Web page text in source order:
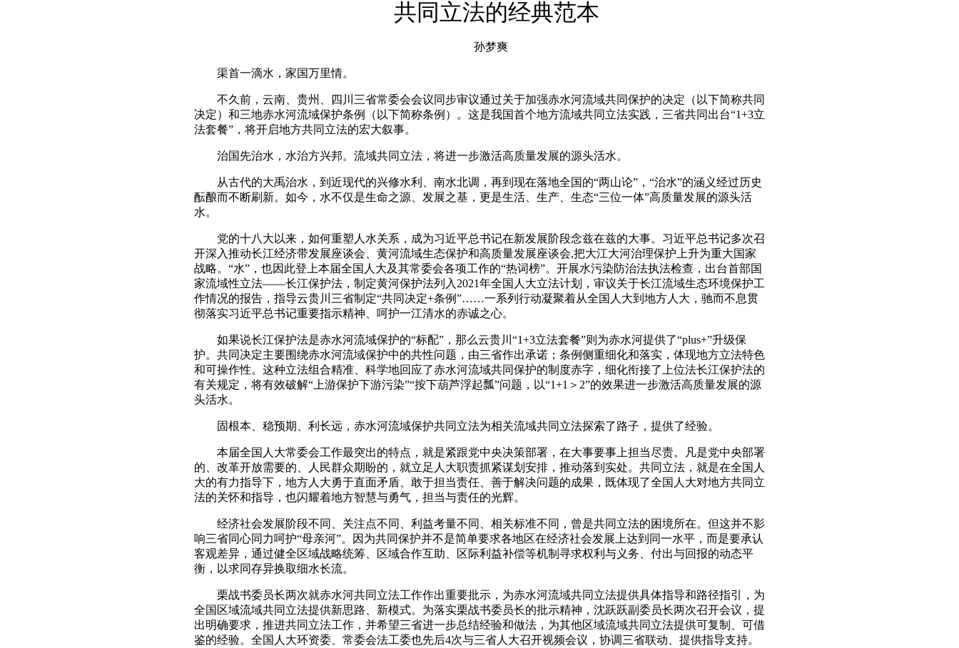
共同立法的经典范本
孙梦爽
渠首一滴水，家国万里情。
不久前，云南、贵州、四川三省常委会会议同步审议通过关于加强赤水河流域共同保护的决定（以下简称共同
决定）和三地赤水河流域保护条例（以下简称条例）。这是我国首个地方流域共同立法实践，三省共同出台“1+3立
法套餐”，将开启地方共同立法的宏大叙事。
治国先治水，水治方兴邦。流域共同立法，将进一步激活高质量发展的源头活水。
从古代的大禹治水，到近现代的兴修水利、南水北调，再到现在落地全国的“两山论”，“治水”的涵义经过历史
酝酿而不断刷新。如今，水不仅是生命之源、发展之基，更是生活、生产、生态“三位一体”高质量发展的源头活
水。
党的十八大以来，如何重塑人水关系，成为习近平总书记在新发展阶段念兹在兹的大事。习近平总书记多次召
开深入推动长江经济带发展座谈会、黄河流域生态保护和高质量发展座谈会,把大江大河治理保护上升为重大国家
战略。“水”，也因此登上本届全国人大及其常委会各项工作的“热词榜”。开展水污染防治法执法检查，出台首部国
家流域性立法——长江保护法，制定黄河保护法列入2021年全国人大立法计划，审议关于长江流域生态环境保护工
作情况的报告，指导云贵川三省制定“共同决定+条例”……一系列行动凝聚着从全国人大到地方人大，驰而不息贯
彻落实习近平总书记重要指示精神、呵护一江清水的赤诚之心。
如果说长江保护法是赤水河流域保护的“标配”，那么云贵川“1+3立法套餐”则为赤水河提供了“plus+”升级保
护。共同决定主要围绕赤水河流域保护中的共性问题，由三省作出承诺；条例侧重细化和落实，体现地方立法特色
和可操作性。这种立法组合精准、科学地回应了赤水河流域共同保护的制度赤字，细化衔接了上位法长江保护法的
有关规定，将有效破解“上游保护下游污染”“按下葫芦浮起瓢”问题，以“1+1＞2”的效果进一步激活高质量发展的源
头活水。
固根本、稳预期、利长远，赤水河流域保护共同立法为相关流域共同立法探索了路子，提供了经验。
本届全国人大常委会工作最突出的特点，就是紧跟党中央决策部署，在大事要事上担当尽责。凡是党中央部署
的、改革开放需要的、人民群众期盼的，就立足人大职责抓紧谋划安排，推动落到实处。共同立法，就是在全国人
大的有力指导下，地方人大勇于直面矛盾、敢于担当责任、善于解决问题的成果，既体现了全国人大对地方共同立
法的关怀和指导，也闪耀着地方智慧与勇气，担当与责任的光辉。
经济社会发展阶段不同、关注点不同、利益考量不同、相关标准不同，曾是共同立法的困境所在。但这并不影
响三省同心同力呵护“母亲河”。因为共同保护并不是简单要求各地区在经济社会发展上达到同一水平，而是要承认
客观差异，通过健全区域战略统筹、区域合作互助、区际利益补偿等机制寻求权利与义务、付出与回报的动态平
衡，以求同存异换取细水长流。
栗战书委员长两次就赤水河共同立法工作作出重要批示，为赤水河流域共同立法提供具体指导和路径指引，为
全国区域流域共同立法提供新思路、新模式。为落实栗战书委员长的批示精神，沈跃跃副委员长两次召开会议，提
出明确要求，推进共同立法工作，并希望三省进一步总结经验和做法，为其他区域流域共同立法提供可复制、可借
鉴的经验。全国人大环资委、常委会法工委也先后4次与三省人大召开视频会议，协调三省联动、提供指导支持。